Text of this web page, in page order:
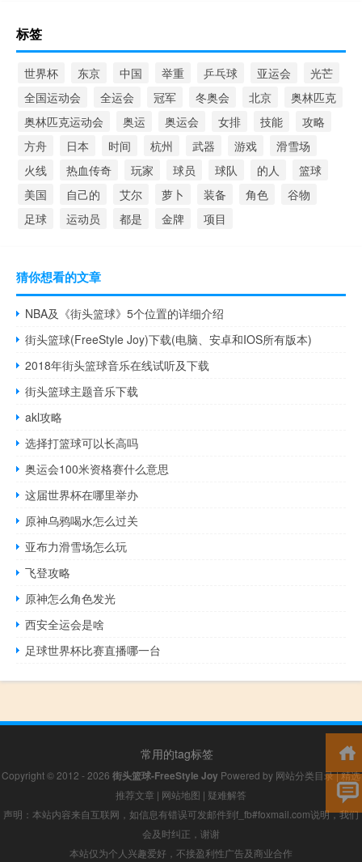
标签
世界杯 东京 中国 举重 乒乓球 亚运会
光芒
全国运动会
全运会 冠军 冬奥会 北京
奥林匹克
奥林匹克运动会
奥运 奥运会 女排 技能
攻略
方舟
日本 时间 杭州 武器 游戏
滑雪场
火线
热血传奇 玩家 球员 球队 的人
篮球
美国
自己的 艾尔 萝卜 装备 角色
谷物
足球
运动员 都是 金牌 项目
猜你想看的文章
NBA及《街头篮球》5个位置的详细介绍
街头篮球(FreeStyle Joy)下载(电脑、安卓和IOS所有版本)
2018年街头篮球音乐在线试听及下载
街头篮球主题音乐下载
akl攻略
选择打篮球可以长高吗
奥运会100米资格赛什么意思
这届世界杯在哪里举办
原神乌鸦喝水怎么过关
亚布力滑雪场怎么玩
飞登攻略
原神怎么角色发光
西安全运会是啥
足球世界杯比赛直播哪一台
常用的tag标签
Copyright © 2012 - 2026 街头篮球-FreeStyle Joy Powered by 网站分类目录|精选
推荐文章 | 网站地图 | 疑难解答
声明：本站内容来自互联网，如信息有错误可发邮件到f_fb#foxmail.com说明，我们
会及时纠正，谢谢
本站仅为个人兴趣爱好，不接盈利性广告及商业合作